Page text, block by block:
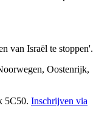
van Israël te stoppen'.
Oostenrijk,
5C50. Inschrijven via